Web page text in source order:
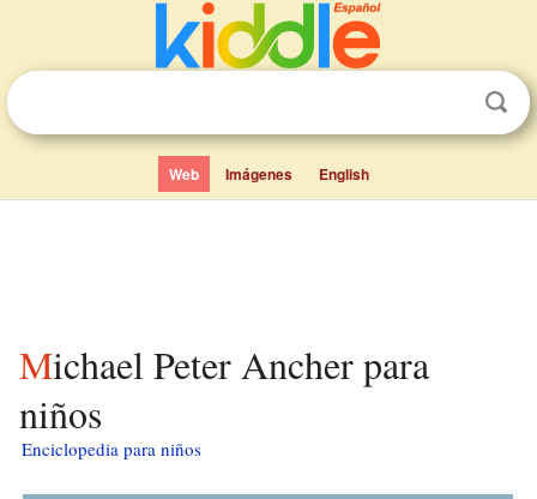
Web Imágenes English
Michael Peter Ancher para
niños
Enciclopedia para niños